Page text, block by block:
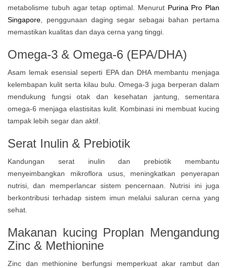
metabolisme tubuh agar tetap optimal. Menurut Purina Pro Plan
Singapore , penggunaan daging segar sebagai bahan pertama
memastikan kualitas dan daya cerna yang tinggi.
Omega-3 & Omega-6 (EPA/DHA)
Asam lemak esensial seperti EPA dan DHA membantu menjaga
kelembapan kulit serta kilau bulu. Omega-3 juga berperan dalam
mendukung fungsi otak dan kesehatan jantung, sementara
omega-6 menjaga elastisitas kulit. Kombinasi ini membuat kucing
tampak lebih segar dan aktif.
Serat Inulin & Prebiotik
Kandungan serat inulin dan prebiotik membantu
menyeimbangkan mikroflora usus, meningkatkan penyerapan
nutrisi, dan memperlancar sistem pencernaan. Nutrisi ini juga
berkontribusi terhadap sistem imun melalui saluran cerna yang
sehat.
Makanan kucing Proplan Mengandung
Zinc & Methionine
Zinc dan methionine berfungsi memperkuat akar rambut dan